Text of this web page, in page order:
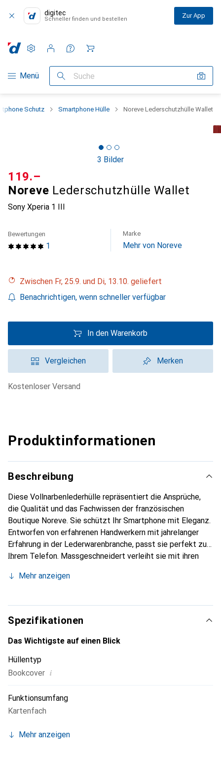
digitec
Schneller finden und bestellen Zur App
Navigation nach Kategorien
Menü Suche
Einstellungen
Kundenkonto
Vergleichslisten
Merklisten
Warenkorb
Schutz Smartphone Hülle Noreve Lederschutzhülle Wallet
3 Bilder
Noreve Lederschutzhülle Wallet
Sony Xperia 1 III
CHF
119.–
1
Bewertungen Marke
Mehr von Noreve
Zwischen Fr, 25.9. und Di, 13.10. geliefert
Benachrichtigen, wenn schneller verfügbar
In den Warenkorb
Vergleichen Merken
kostenloser Versand
Produktinformationen
Beschreibung
Diese Vollnarbenlederhülle repräsentiert die Ansprüche,
die Qualität und das Fachwissen der französischen
Boutique Noreve. Sie schützt Ihr Smartphone mit Eleganz.
Entworfen von erfahrenen Handwerkern mit jahrelanger
Erfahrung in der Lederwarenbranche, passt sie perfekt zu
Ihrem Telefon. Massgeschneidert verleiht sie mit ihren
zum schicken und unverzichtbaren Accessoire für Ihr
Produkte ist die Marke Noreve eine zuverlässige Wahl für
eine anspruchsvolle Kundschaft.
Mehr anzeigen
Spezifikationen
Das Wichtigste auf einen Blick
Hüllentyp
Bookcover i
Funktionsumfang
Kartenfach
Mehr anzeigen